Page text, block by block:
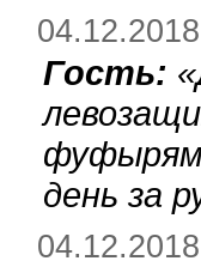
Гость: «
день за